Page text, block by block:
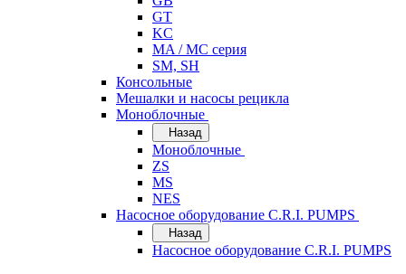
GT
KC
MA / MC серия
SM, SH
Консольные
Мешалки и насосы рецикла
Моноблочные
Назад
Моноблочные
ZS
MS
NES
Насосное оборудование C.R.I. PUMPS
Назад
Насосное оборудование C.R.I. PUMPS